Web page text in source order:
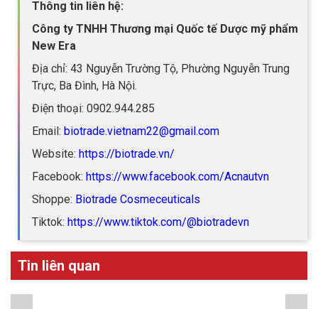
Thông tin liên hệ:
Công ty TNHH Thương mại Quốc tế Dược mỹ phẩm
New Era
Địa chỉ: 43 Nguyễn Trường Tộ, Phường Nguyễn Trung
Trực, Ba Đình, Hà Nội.
Điện thoại: 0902.944.285
Email: biotrade.vietnam22@gmail.com
Website: https://biotrade.vn/
Facebook: https://www.facebook.com/Acnautvn
Shoppe: Biotrade Cosmeceuticals
Tiktok: https://www.tiktok.com/@biotradevn
Tin liên quan